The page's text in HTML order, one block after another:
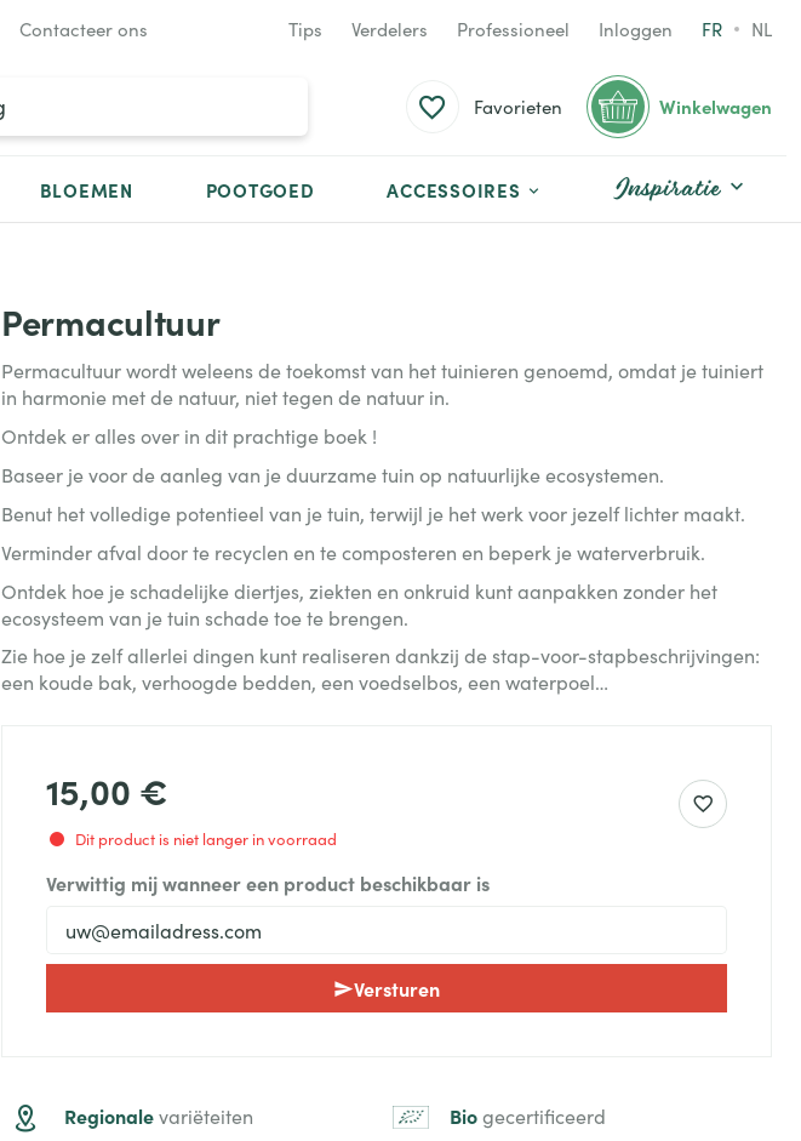
Contacteer ons Tips Verdelers Professioneel Inloggen FR NL
Favorieten Winkelwagen
BLOEMEN POOTGOED ACCESSOIRES Inspiratie
Permacultuur
Permacultuur wordt weleens de toekomst van het tuinieren genoemd, omdat je tuiniert
in harmonie met de natuur, niet tegen de natuur in.
Ontdek er alles over in dit prachtige boek !
Baseer je voor de aanleg van je duurzame tuin op natuurlijke ecosystemen.
Benut het volledige potentieel van je tuin, terwijl je het werk voor jezelf lichter maakt.
Verminder afval door te recyclen en te composteren en beperk je waterverbruik.
Ontdek hoe je schadelijke diertjes, ziekten en onkruid kunt aanpakken zonder het
ecosysteem van je tuin schade toe te brengen.
Zie hoe je zelf allerlei dingen kunt realiseren dankzij de stap-voor-stapbeschrijvingen:
een koude bak, verhoogde bedden, een voedselbos, een waterpoel…
15,00 €
Dit product is niet langer in voorraad
Verwittig mij wanneer een product beschikbaar is
Versturen
Regionalevariëteiten Biogecertificeerd